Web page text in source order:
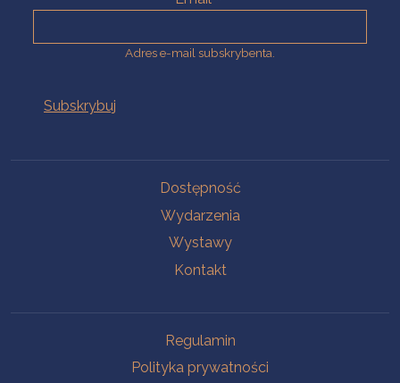
Adres e-mail subskrybenta.
Dostępność
Wydarzenia
Wystawy
Kontakt
Regulamin
Polityka prywatności